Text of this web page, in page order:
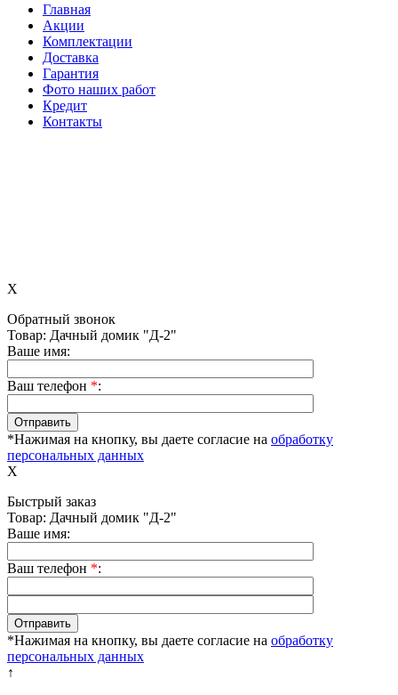
Главная
Акции
Комплектации
Доставка
Гарантия
Фото наших работ
Кредит
Контакты
X
Обратный звонок
Товар: Дачный домик "Д-2"
Ваше имя:
Ваш телефон *:
*Нажимая на кнопку, вы даете согласие на обработку
персональных данных
X
Быстрый заказ
Товар: Дачный домик "Д-2"
Ваше имя:
Ваш телефон *:
*Нажимая на кнопку, вы даете согласие на обработку
персональных данных
↑